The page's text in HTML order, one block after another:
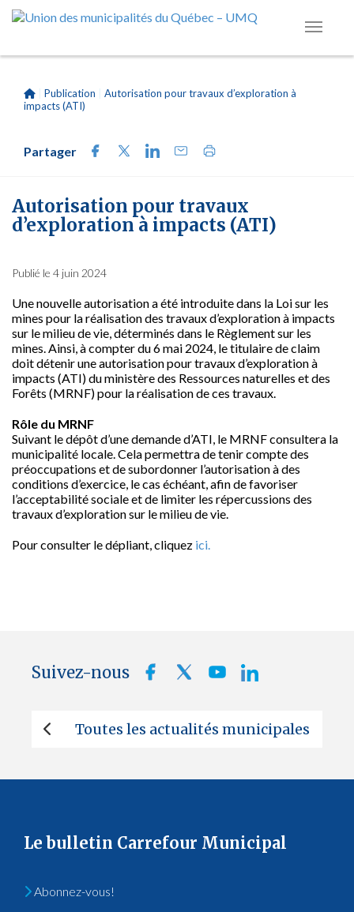
Publication
Autorisation pour travaux d’exploration à
impacts (ATI)
Partager
Autorisation pour travaux
d’exploration à impacts (ATI)
Publié le 4 juin 2024
Une nouvelle autorisation a été introduite dans la Loi sur les
mines pour la réalisation des travaux d’exploration à impacts
sur le milieu de vie, déterminés dans le Règlement sur les
mines. Ainsi, à compter du 6 mai 2024, le titulaire de claim
doit détenir une autorisation pour travaux d’exploration à
impacts (ATI) du ministère des Ressources naturelles et des
Forêts (MRNF) pour la réalisation de ces travaux.
Rôle du MRNF
Suivant le dépôt d’une demande d’ATI, le MRNF consultera la
municipalité locale. Cela permettra de tenir compte des
préoccupations et de subordonner l’autorisation à des
conditions d’exercice, le cas échéant, afin de favoriser
l’acceptabilité sociale et de limiter les répercussions des
travaux d’exploration sur le milieu de vie.
Pour consulter le dépliant, cliquez ici.
Suivez-nous
Toutes les actualités municipales
Le bulletin Carrefour Municipal
Abonnez-vous!